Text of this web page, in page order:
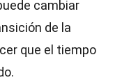
cambiar
de la
que el tiempo